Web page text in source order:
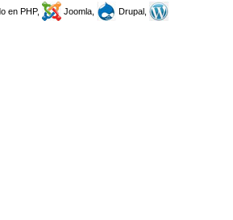
en PHP, Joomla,
Drupal,